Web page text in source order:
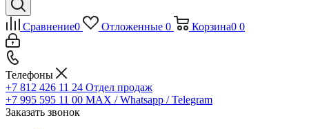
Сравнение0 Отложенные 0 Корзина0 0
Телефоны
+7 812 426 11 24 Отдел продаж
+7 995 595 11 00 MAX / Whatsapp / Telegram
Заказать звонок